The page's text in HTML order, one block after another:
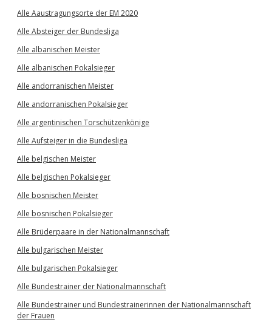
Alle Aaustragungsorte der EM 2020
Alle Absteiger der Bundesliga
Alle albanischen Meister
Alle albanischen Pokalsieger
Alle andorranischen Meister
Alle andorranischen Pokalsieger
Alle argentinischen Torschützenkönige
Alle Aufsteiger in die Bundesliga
Alle belgischen Meister
Alle belgischen Pokalsieger
Alle bosnischen Meister
Alle bosnischen Pokalsieger
Alle Brüderpaare in der Nationalmannschaft
Alle bulgarischen Meister
Alle bulgarischen Pokalsieger
Alle Bundestrainer der Nationalmannschaft
Alle Bundestrainer und Bundestrainerinnen der Nationalmannschaft
der Frauen